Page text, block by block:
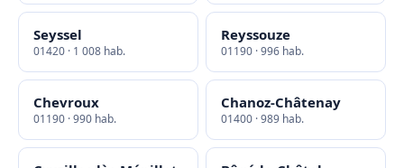
Seyssel
01420 · 1 008 hab.
Reyssouze
01190 · 996 hab.
Chevroux
01190 · 990 hab.
Chanoz-Châtenay
01400 · 989 hab.